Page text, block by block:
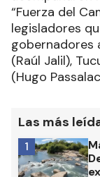
“Fuerza del
legisladores
gobernadores
(Raúl Jalil),
(Hugo
Las más
1